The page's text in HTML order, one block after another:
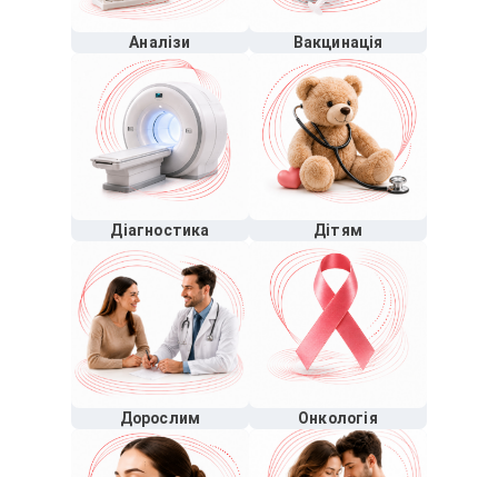
Аналізи Вакцинація
Діагностика Дітям
Дорослим Онкологія